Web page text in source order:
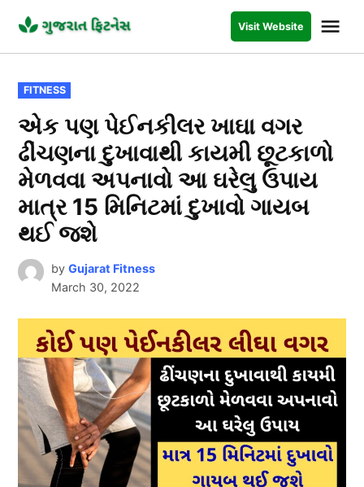
content
FITNESS
Visit Website
POSTED
IN
FITNESS
એક પણ પેઈનકીલર ખાઘા વગર
ઢીંચણના દુખાવાથી કાયમી છૂટકાળો
મેળવવા અપનાવો આ ઘરેલુ ઉપાય
માત્ર 15 મિનિટમાં દુખાવો ગાયબ
થઈ જશે
by Gujarat Fitness
March 30, 2022